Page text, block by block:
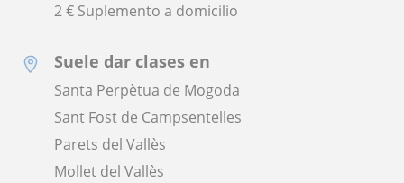
2 € Suplemento a domicilio
Suele dar clases en
Santa Perpètua de Mogoda
Sant Fost de Campsentelles
Parets del Vallès
Mollet del Vallès